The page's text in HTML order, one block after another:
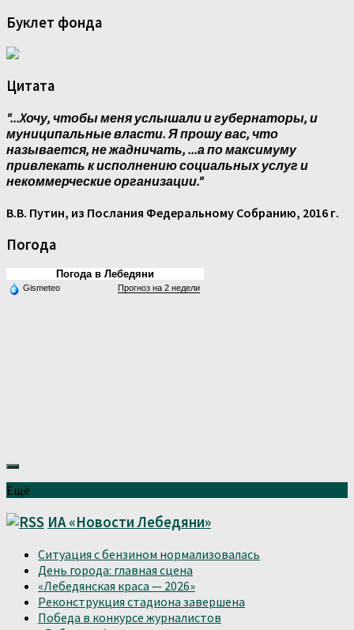
Буклет фонда
Цитата
"...Xочу, чтобы меня услышали и губернаторы, и
муниципальные власти. Я прошу вас, что
называется, не жадничать, ...а по максимуму
привлекать к исполнению социальных услуг и
некоммерческие организации."
В.В. Путин, из Послания Федеральному Собранию, 2016 г.
Погода
Погода в Лебедяни
Gismeteo Прогноз на 2 недели
Ещё
ИА «Новости Лебедяни»
Ситуация с бензином нормализовалась
День города: главная сцена
«Лебедянская краса — 2026»
Реконструкция стадиона завершена
Победа в конкурсе журналистов